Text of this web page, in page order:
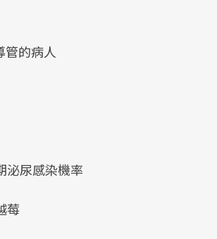
管的病人
泌尿感染機率
莓